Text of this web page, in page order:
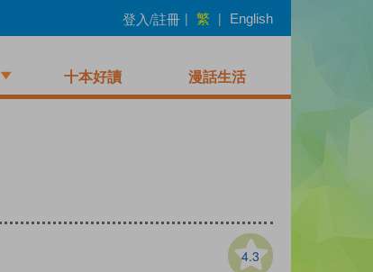
登入/註冊 | 繁 | English
十本好讀 漫話生活
4.3